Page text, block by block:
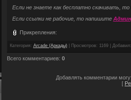
Если не знаете как бесплатно скачивать,
Если ссылки не рабочие, то напишите
Прикрепления:
Категория : Arcade (Аркады)| Просмотров: 1169 | Добавил:
Всего комментариев: 0
Добавлять комментарии
[